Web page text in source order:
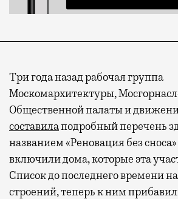
Три года назад рабочая группа
Москомархитектуры,
Общественной палаты и
составилаподробный перечень
названием «Реновация без
включили дома, которые эта
Список до последнего времени
строений, теперь к ним